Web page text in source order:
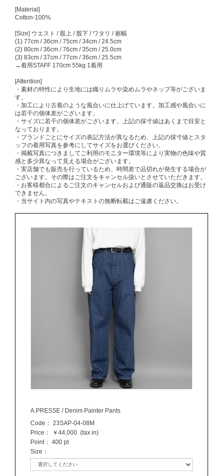
[Material]
Cotton-100%
[Size] ウエスト / 股上 / 股下 / ワタリ / 裾幅
(1) 77cm / 36cm / 75cm / 34cm / 24.5cm
(2) 80cm / 36cm / 76cm / 35cm / 25.0cm
(3) 83cm / 37cm / 77cm / 36cm / 25.5cm
→着用STAFF 170cm 55kg 1着用
[Attention]
・素材の特性により生地には織りムラや染めムラやネップ等がございま
す。
・加工により古着のような風合いに仕上げています。加工感や風合いに
は若干の個体差がございます。
・サイズに若干の個体差がございます。上記の採寸値はあくまで目安と
なっております。
・ブランドごとにサイズの表記方法が異なるため、上記の採寸値とスタ
ッフの着用写真を参考にしてサイズをお選びください。
・掲載写真につきましてご利用のモニター環境等により実物の色味や質
感と多少異なって見える場合がございます。
・実店舗でも販売を行っているため、時間差で品切れが発生する場合が
ございます。その際はご注文をキャンセル扱いとさせていただきます。
・お客様都合によるご注文のキャンセルおよび通販の返品交換はお受け
できません。
・当サイト内の写真やテキストの無断転載はご遠慮ください。
A.PRESSE / Denim Painter Pants
Code： 23SAP-04-08M
Price：
￥44,000 (tax in)
Point： 400 pt
Size ：